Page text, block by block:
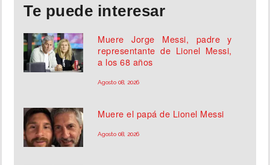
Te puede interesar
Muere Jorge Messi, padre y
representante de Lionel Messi,
a los 68 años
Agosto 08, 2026
Muere el papá de Lionel Messi
Agosto 08, 2026